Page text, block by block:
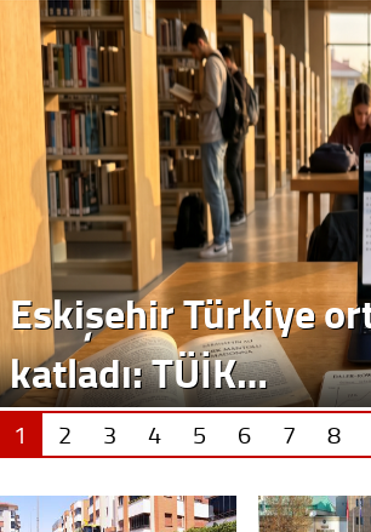
Eskişehir Türkiye
katladı: TÜİK…
1 2 3 4 5 6 7 8